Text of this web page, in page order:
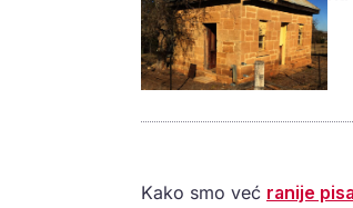
Kako smo već ranije